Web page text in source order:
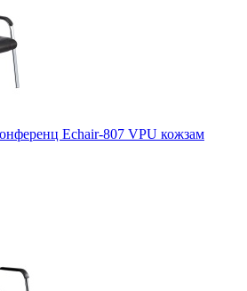
Echair-807 VPU кожзам